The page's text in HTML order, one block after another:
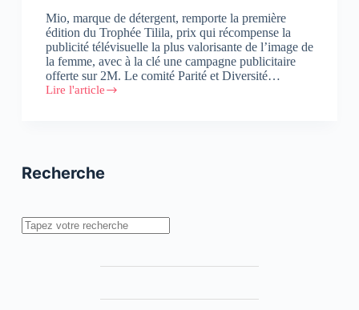
Mio, marque de détergent, remporte la première
édition du Trophée Tilila, prix qui récompense la
publicité télévisuelle la plus valorisante de l’image de
la femme, avec à la clé une campagne publicitaire
offerte sur 2M. Le comité Parité et Diversité…
Lire l'article
La
édition
Tilila
Recherche
Rechercher